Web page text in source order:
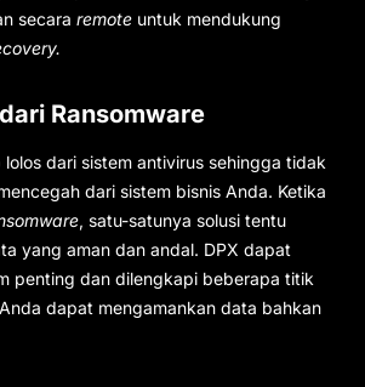
secara remote untuk mendukung
Ransomware
lolos dari sistem antivirus sehingga tidak
dari sistem bisnis Anda. Ketika
, satu-satunya solusi tentu
yang aman dan andal. DPX dapat
penting dan dilengkapi beberapa titik
dapat mengamankan data bahkan